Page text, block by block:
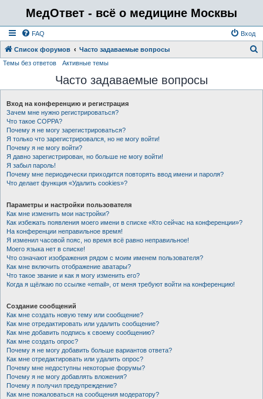
МедОтвет - всё о медицине Москвы
FAQ Вход
Список форумов Часто задаваемые вопросы
с
Темы без ответов Активные темы
Часто задаваемые вопросы
Вход на конференцию и регистрация
Зачем мне нужно регистрироваться?
Что такое COPPA?
Почему я не могу зарегистрироваться?
Я только что зарегистрировался, но не могу войти!
Почему я не могу войти?
Я давно зарегистрирован, но больше не могу войти!
Я забыл пароль!
Почему мне периодически приходится повторять ввод имени и пароля?
Что делает функция «Удалить cookies»?
Параметры и настройки пользователя
Как мне изменить мои настройки?
Как избежать появления моего имени в списке «Кто сейчас на конференции»?
На конференции неправильное время!
Я изменил часовой пояс, но время всё равно неправильное!
Моего языка нет в списке!
Что означают изображения рядом с моим именем пользователя?
Как мне включить отображение аватары?
Что такое звание и как я могу изменить его?
Когда я щёлкаю по ссылке «email», от меня требуют войти на конференцию!
Создание сообщений
Как мне создать новую тему или сообщение?
Как мне отредактировать или удалить сообщение?
Как мне добавить подпись к своему сообщению?
Как мне создать опрос?
Почему я не могу добавить больше вариантов ответа?
Как мне отредактировать или удалить опрос?
Почему мне недоступны некоторые форумы?
Почему я не могу добавлять вложения?
Почему я получил предупреждение?
Как мне пожаловаться на сообщения модератору?